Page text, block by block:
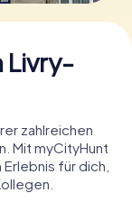
Livry-
zahlreichen
Mit myCityHunt
für dich,